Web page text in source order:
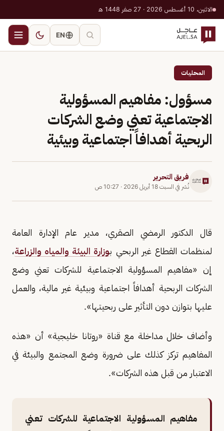
الاثنين، 10 أغسطس 2026 · 27 صفر 1448 هـ
EN
المحليات
مسؤول: مفاهيم المسؤولية
الاجتماعية تعني وضع الشركات
الربحية أهدافاً اجتماعية وبيئية
فريق التحرير
نُشر في السبت 18 أبريل 2026 · 10:27 ص
قال الدكتور الرمضي الصقري، مدير عام الإدارة العامة
لمنظمات القطاع غير الربحي بوزارة البيئة والمياه والزراعة،
إن «مفاهيم المسؤولية الاجتماعية للشركات تعني وضع
الشركات الربحية أهدافاً اجتماعية وبيئية غير مالية، والعمل
عليها بتوازن دون التأثير على ربحيتها».
وأضاف خلال مداخلة مع قناة «روتانا خليجية» أن «هذه
المفاهيم تركز كذلك على ضرورة وضع المجتمع والبيئة في
الاعتبار من قبل هذه الشركات».
مفاهيم المسؤولية الاجتماعية للشركات تعني